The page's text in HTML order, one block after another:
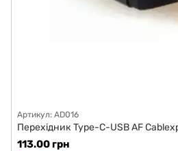
Артикул: AD016
Перехідник Type-C-USB AF
113.00 грн